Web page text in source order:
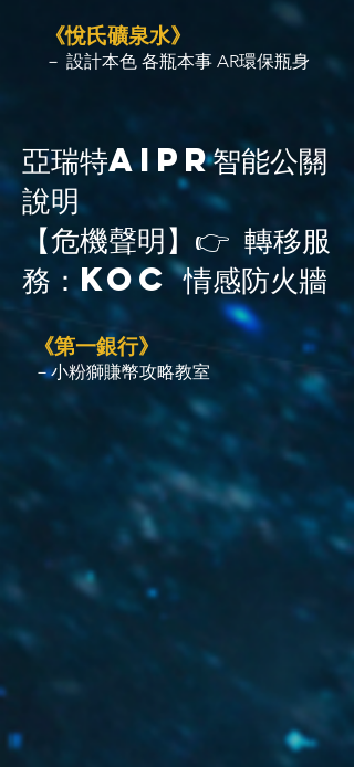
《悅氏礦泉水》
－ 設計本色 各瓶本事 AR環保瓶身
亞瑞特AiPR智能公關
說明
【危機聲明】👉 轉移服
務：KOC 情感防火牆
《第一銀行》
－小粉獅賺幣攻略教室